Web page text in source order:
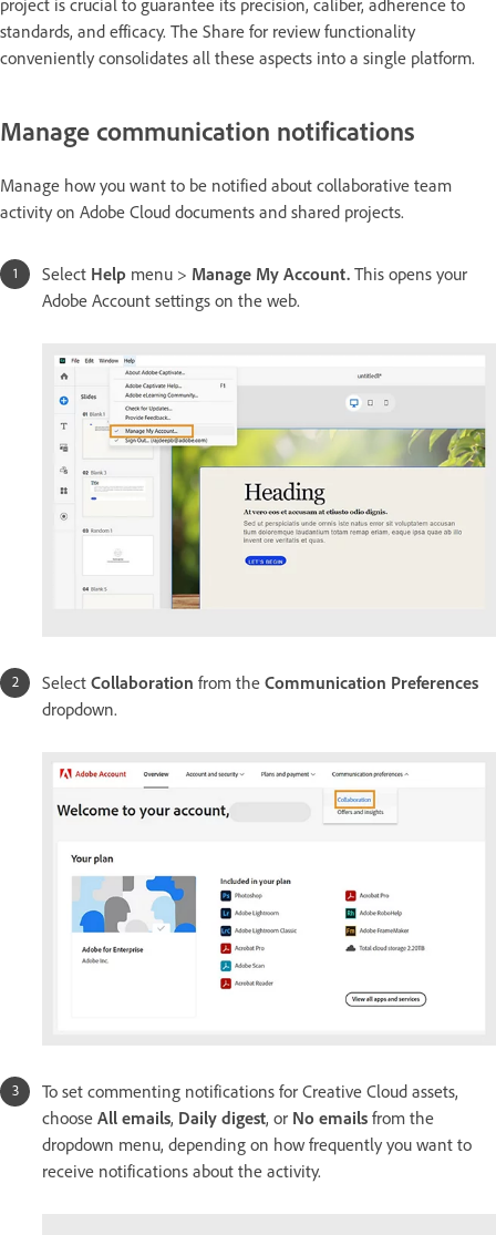
project is crucial to guarantee its precision, caliber, adherence to
standards, and efficacy. The Share for review functionality
conveniently consolidates all these aspects into a single platform.
Manage communication notifications
Manage how you want to be notified about collaborative team
activity on Adobe Cloud documents and shared projects.
Select Help menu > Manage My Account. This opens your
Adobe Account settings on the web.
Select Collaboration from the Communication Preferences
dropdown.
To set commenting notifications for Creative Cloud assets,
choose All emails, Daily digest, or No emails from the
dropdown menu, depending on how frequently you want to
receive notifications about the activity.